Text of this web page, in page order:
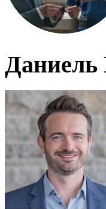
Даниель